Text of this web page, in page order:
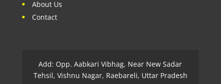
About Us
Contact
Add: Opp. Aabkari Vibhag, Near New Sadar
Tehsil, Vishnu Nagar, Raebareli, Uttar Pradesh